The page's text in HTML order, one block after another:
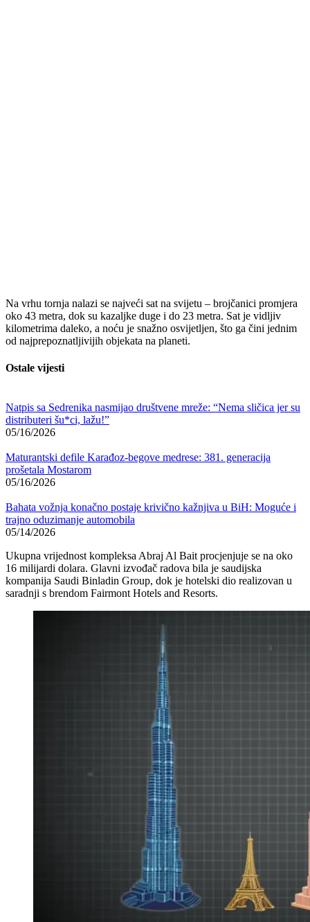
Na vrhu tornja nalazi se najveći sat na svijetu – brojčanici promjera
oko 43 metra, dok su kazaljke duge i do 23 metra. Sat je vidljiv
kilometrima daleko, a noću je snažno osvijetljen, što ga čini jednim
od najprepoznatljivijih objekata na planeti.
Ostale vijesti
Natpis sa Sedrenika nasmijao društvene mreže: “Nema sličica jer su
distributeri šu*ci, lažu!”
05/16/2026
Maturantski defile Karađoz-begove medrese: 381. generacija
prošetala Mostarom
05/16/2026
Bahata vožnja konačno postaje krivično kažnjiva u BiH: Moguće i
trajno oduzimanje automobila
05/14/2026
Ukupna vrijednost kompleksa Abraj Al Bait procjenjuje se na oko
16 milijardi dolara. Glavni izvođač radova bila je saudijska
kompanija Saudi Binladin Group, dok je hotelski dio realizovan u
saradnji s brendom Fairmont Hotels and Resorts.